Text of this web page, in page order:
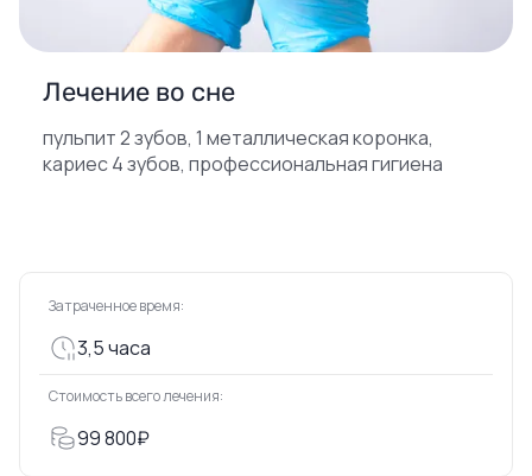
Лечение во сне
пульпит 2 зубов, 1 металлическая коронка,
кариес 4 зубов, профессиональная гигиена
Затраченное время:
3,5 часа
Стоимость всего лечения:
99 800₽